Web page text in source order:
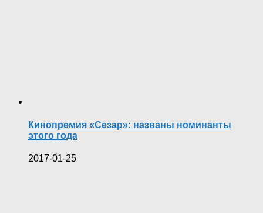
Кинопремия «Сезар»: названы номинанты
этого года
2017-01-25